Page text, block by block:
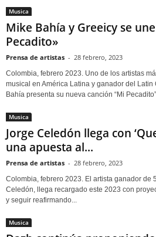
Musica
Mike Bahía y Greeicy se
Pecadito»
Prensa de artistas - 28 febrero, 2023
Colombia, febrero 2023. Uno de los artistas
musical en América Latina y ganador del Latin
Bahía presenta su nueva canción “Mi
Musica
Jorge Celedón llega con
una apuesta al...
Prensa de artistas - 28 febrero, 2023
Colombia, febrero 2023. El artista ganador de
Celedón, llega recargado este 2023 con
y seguir reafirmando...
Musica